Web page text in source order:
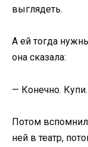
выглядеть.
А ей тогда
она сказала:
— Конечно. Купи.
Потом
ней в театр,